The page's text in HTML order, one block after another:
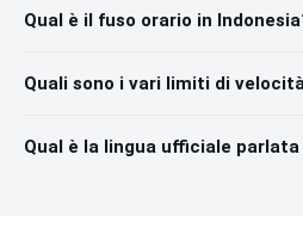
Qual è il fuso orario in
Quali sono i vari limiti di
Qual è la lingua ufficiale parlata